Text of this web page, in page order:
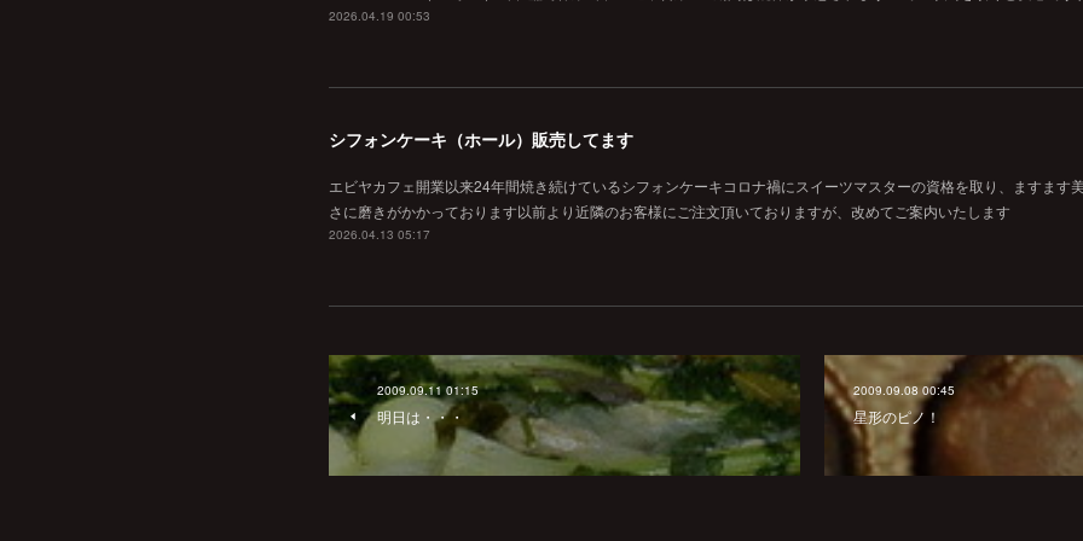
2026.04.19 00:53
シフォンケーキ（ホール）販売してます
エビヤカフェ開業以来24年間焼き続けているシフォンケーキコロナ禍にスイーツマスターの資格を取り、ますます
さに磨きがかかっております以前より近隣のお客様にご注文頂いておりますが、改めてご案内いたします
2026.04.13 05:17
2009.09.11 01:15
明日は・・・
2009.09.08 00:45
星形のピノ！